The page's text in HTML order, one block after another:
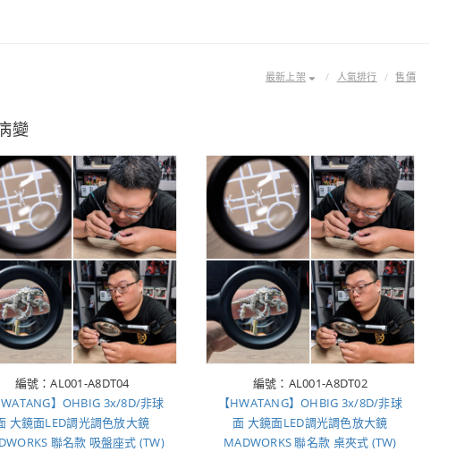
最新上架 人氣排行 售價
變
編號：AL001-A8DT04
】OHBIG 3x/8D/非球
大鏡面LED調光調色放大鏡
聯名款 吸盤座式 (TW)
編號：AL001-A8DT02
【HWATANG】OHBIG 3x/8D/非球
面 大鏡面LED調光調色放大鏡
MADWORKS 聯名款 桌夾式 (TW)